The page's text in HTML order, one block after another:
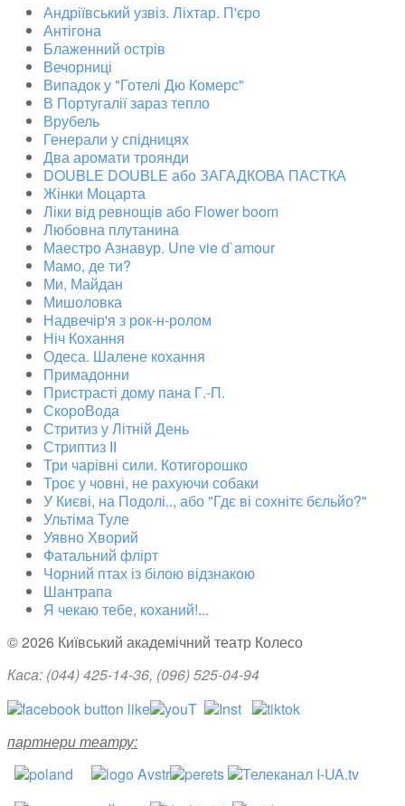
Андріївський узвіз. Ліхтар. П'єро
Антігона
Блаженний острів
Вечорниці
Випадок у "Готелі Дю Комерс"
В Португалії зараз тепло
Врубель
Генерали у спідницях
Два аромати троянди
DOUBLE DOUBLE або ЗАГАДКОВА ПАСТКА
Жінки Моцарта
Ліки від ревнощів або Flower boom
Любовна плутанина
Маестро Азнавур. Une vie d`amour
Мамо, де ти?
Ми, Майдан
Мишоловка
Надвечір'я з рок-н-ролом
Ніч Кохання
Одеса. Шалене кохання
Примадонни
Пристрасті дому пана Г.-П.
СкороВода
Стритиз у Літній День
Стриптиз ІІ
Три чарівні сили. Котигорошко
Троє у човні, не рахуючи собаки
У Києві, на Подолі.., або "Гдє ві сохнітє бєльйо?"
Ультіма Туле
Уявно Хворий
Фатальний флірт
Чорний птах із білою відзнакою
Шантрапа
Я чекаю тебе, коханий!...
© 2026 Київський академічний театр Колесо
Каса: (044)425-14-36, (096) 525-04-94
партнери театру: